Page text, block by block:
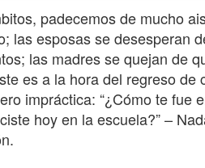
padecemos de mucho
las esposas se desesperan
las madres se quejan de
es a la hora del regreso de
impráctica: “¿Cómo te fue
hoy en la escuela?” –